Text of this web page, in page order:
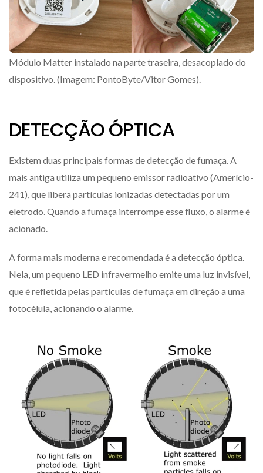
Módulo Matter instalado na parte traseira, desacoplado do
dispositivo. (Imagem: PontoByte/Vitor Gomes).
DETECÇÃO ÓPTICA
Existem duas principais formas de detecção de fumaça. A
mais antiga utiliza um pequeno emissor radioativo (Amerício-
241), que libera partículas ionizadas detectadas por um
eletrodo. Quando a fumaça interrompe esse fluxo, o alarme é
acionado.
A forma mais moderna e recomendada é a detecção óptica.
Nela, um pequeno LED infravermelho emite uma luz invisível,
que é refletida pelas partículas de fumaça em direção a uma
fotocélula, acionando o alarme.